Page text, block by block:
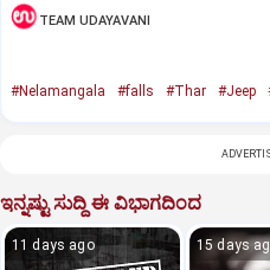
TEAM UDAYAVANI
#Nelamangala #falls #Thar #Jeep
ಇನ್ನಷ್ಟು ಸುದ್ದಿ ಈ ವಿಭಾಗದಿಂದ
11 days ago 15 days